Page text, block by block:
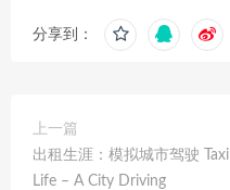
分享到：
上一篇
出租生涯：模拟城市驾驶 Taxi
Life – A City Driving